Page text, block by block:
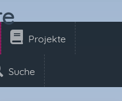
Projekte
Suche